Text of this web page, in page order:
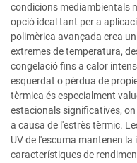
condicions mediambientals
opció ideal tant per a
polimèrica avançada crea
extremes de temperatura,
congelació fins a calor
esquerdat o pèrdua de
tèrmica és especialment
estacionals significatives,
a causa de l'estrès tèrmic.
UV de l'escuma mantenen
característiques de